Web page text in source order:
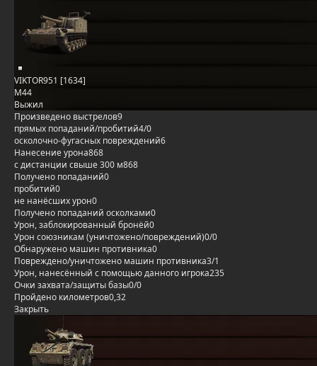
VIKTOR951 [1634]
M44
Выжил
Произведено выстрелов9
прямых попаданий/пробитий4/0
осколочно-фугасных повреждений6
Нанесение урона868
с дистанции свыше 300 м868
Получено попаданий0
пробитий0
не нанёсших урон0
Получено попаданий осколками0
Урон, заблокированный бронёй0
Урон союзникам (уничтожено/повреждений)0/0
Обнаружено машин противника0
Повреждено/уничтожено машин противника3/1
Урон, нанесённый с помощью данного игрока235
Очки захвата/защиты базы0/0
Пройдено километров0,32
Закрыть